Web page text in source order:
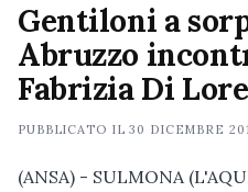
Gentiloni a
Abruzzo
Fabrizia Di
PUBBLICATO IL30 DICEMBRE
(ANSA) - SULMONA